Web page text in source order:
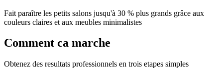
Fait paraître les petits salons jusqu'à 30 % plus grands grâce aux
couleurs claires et aux meubles minimalistes
Comment ca marche
Obtenez des resultats professionnels en trois etapes simples